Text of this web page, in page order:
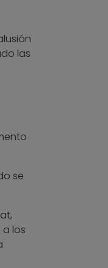
las
se
los